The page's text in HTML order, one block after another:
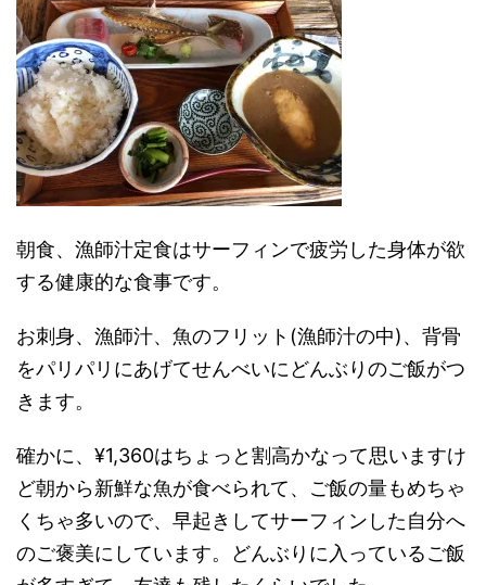
朝食、漁師汁定食はサーフィンで疲労した身体が欲
する健康的な食事です。
お刺身、漁師汁、魚のフリット(漁師汁の中)、背骨
をパリパリにあげてせんべいにどんぶりのご飯がつ
きます。
確かに、¥1,360はちょっと割高かなって思いますけ
ど朝から新鮮な魚が食べられて、ご飯の量もめちゃ
くちゃ多いので、早起きしてサーフィンした自分へ
のご褒美にしています。どんぶりに入っているご飯